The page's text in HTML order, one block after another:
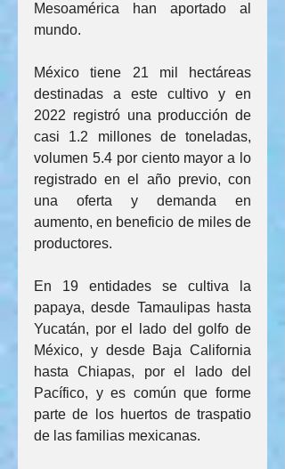
Mesoamérica han aportado al
mundo.
México tiene 21 mil hectáreas
destinadas a este cultivo y en
2022 registró una producción de
casi 1.2 millones de toneladas,
volumen 5.4 por ciento mayor a lo
registrado en el año previo, con
una oferta y demanda en
aumento, en beneficio de miles de
productores.
En 19 entidades se cultiva la
papaya, desde Tamaulipas hasta
Yucatán, por el lado del golfo de
México, y desde Baja California
hasta Chiapas, por el lado del
Pacífico, y es común que forme
parte de los huertos de traspatio
de las familias mexicanas.